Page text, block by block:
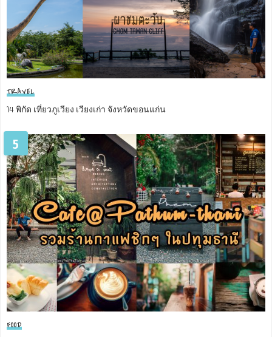
TRAVEL
14 พิกัด เที่ยวภูเวียง เวียงเก่า จังหวัดขอนแก่น
5
FOOD